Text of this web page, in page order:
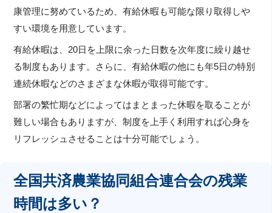
康管理に努めているため、有給休暇も可能な限り取得しや
すい環境を用意しています。
有給休暇は、20日を上限に余った日数を次年度に繰り越せ
る制度もあります。さらに、有給休暇の他にも年5日の特別
連続休暇などのさまざまな休暇が取得可能です。
部署の繁忙期などによってはまとまった休暇を取ることが
難しい場合もありますが、制度を上手く利用すれば心身を
リフレッシュさせることは十分可能でしょう。
全国共済農業協同組合連合会の残業
時間は多い？